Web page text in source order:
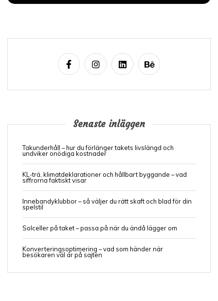
Senaste inläggen
Takunderhåll – hur du förlänger takets livslängd och
undviker onödiga kostnader
KL-trä, klimatdeklarationer och hållbart byggande – vad
siffrorna faktiskt visar
Innebandyklubbor – så väljer du rätt skaft och blad för din
spelstil
Solceller på taket – passa på när du ändå lägger om
Konverteringsoptimering – vad som händer när
besökaren väl är på sajten